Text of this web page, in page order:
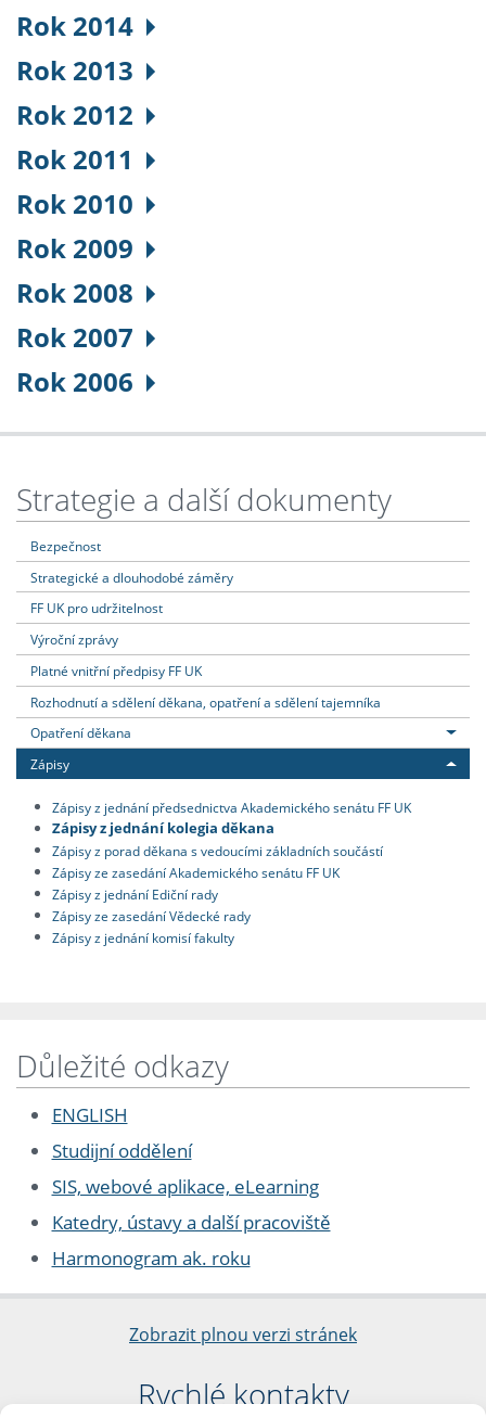
Rok 2014
Rok 2013
Rok 2012
Rok 2011
Rok 2010
Rok 2009
Rok 2008
Rok 2007
Rok 2006
Strategie a další dokumenty
Bezpečnost
Strategické a dlouhodobé záměry
FF UK pro udržitelnost
Výroční zprávy
Platné vnitřní předpisy FF UK
Rozhodnutí a sdělení děkana, opatření a sdělení tajemníka
Opatření děkana
Zápisy
Zápisy z jednání předsednictva Akademického senátu FF UK
Zápisy z jednání kolegia děkana
Zápisy z porad děkana s vedoucími základních součástí
Zápisy ze zasedání Akademického senátu FF UK
Zápisy z jednání Ediční rady
Zápisy ze zasedání Vědecké rady
Zápisy z jednání komisí fakulty
Důležité odkazy
ENGLISH
Studijní oddělení
SIS, webové aplikace, eLearning
Katedry, ústavy a další pracoviště
Harmonogram ak. roku
Zobrazit plnou verzi stránek
Rychlé kontakty